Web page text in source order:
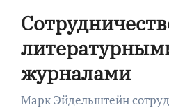
журналами
Марк Эйдельштейн